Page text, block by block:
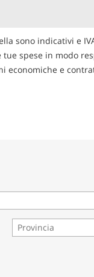
sono indicativi e
spese in modo
e